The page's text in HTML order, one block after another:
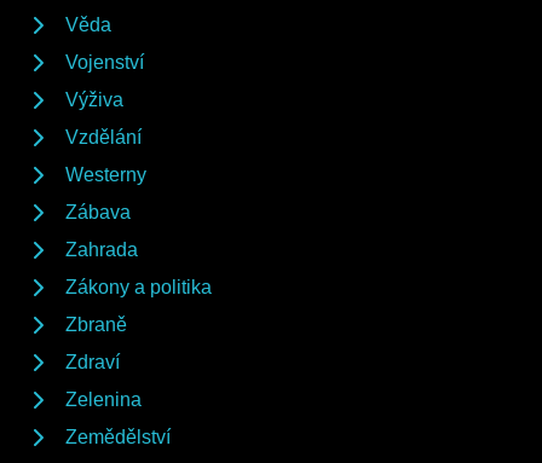
Věda
Vojenství
Výživa
Vzdělání
Westerny
Zábava
Zahrada
Zákony a politika
Zbraně
Zdraví
Zelenina
Zemědělství